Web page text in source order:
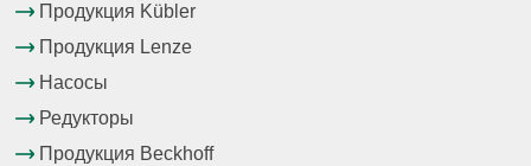
Продукция Kübler
Продукция Lenze
Насосы
Редукторы
Продукция Beckhoff